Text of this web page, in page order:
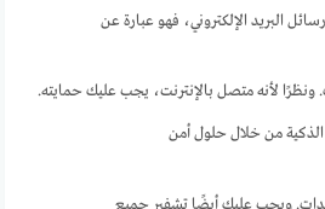
البريد الإلكتروني، فهو عبارة عن
لأنه متصل بالإنترنت، يجب عليك حمايته.
من خلال حلول أمن
ويجب عليك أيضًا تشفير جميع